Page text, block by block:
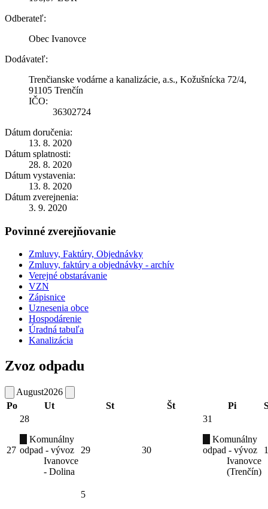
Odberateľ:
Obec Ivanovce
Dodávateľ:
Trenčianske vodárne a kanalizácie, a.s., Kožušnícka 72/4,
91105 Trenčín
IČO:
36302724
Dátum doručenia:
13. 8. 2020
Dátum splatnosti:
28. 8. 2020
Dátum vystavenia:
13. 8. 2020
Dátum zverejnenia:
3. 9. 2020
Povinné zverejňovanie
Zmluvy, Faktúry, Objednávky
Zmluvy, faktúry a objednávky - archív
Verejné obstarávanie
VZN
Zápisnice
Uznesenia obce
Hospodárenie
Úradná tabuľa
Kanalizácia
Zvoz odpadu
August2026
Po
Ut St Št Pi
27
28
Komunálny
odpad - vývoz
Ivanovce
- Dolina
29 30
31
Komunálny
odpad - vývoz
Ivanovce
(Trenčín)
1
5